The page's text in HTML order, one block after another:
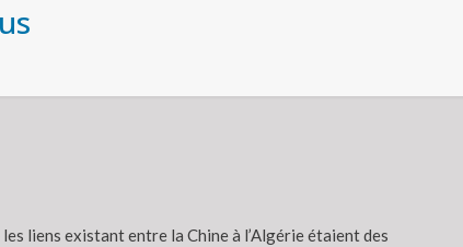
liens existant entre la Chine à l’Algérie étaient des